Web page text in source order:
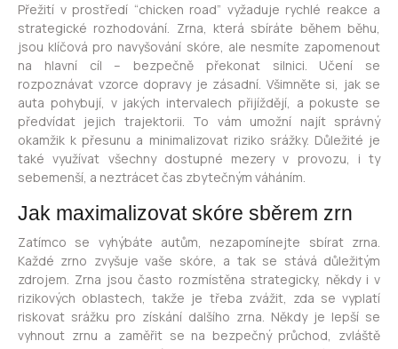
Přežití v prostředí “chicken road” vyžaduje rychlé reakce a
strategické rozhodování. Zrna, která sbíráte během běhu,
jsou klíčová pro navyšování skóre, ale nesmíte zapomenout
na hlavní cíl – bezpečně překonat silnici. Učení se
rozpoznávat vzorce dopravy je zásadní. Všimněte si, jak se
auta pohybují, v jakých intervalech přijíždějí, a pokuste se
předvídat jejich trajektorii. To vám umožní najít správný
okamžik k přesunu a minimalizovat riziko srážky. Důležité je
také využívat všechny dostupné mezery v provozu, i ty
sebemenší, a neztrácet čas zbytečným váháním.
Jak maximalizovat skóre sběrem zrn
Zatímco se vyhýbáte autům, nezapomínejte sbírat zrna.
Každé zrno zvyšuje vaše skóre, a tak se stává důležitým
zdrojem. Zrna jsou často rozmístěna strategicky, někdy i v
rizikových oblastech, takže je třeba zvážit, zda se vyplatí
riskovat srážku pro získání dalšího zrna. Někdy je lepší se
vyhnout zrnu a zaměřit se na bezpečný průchod, zvláště